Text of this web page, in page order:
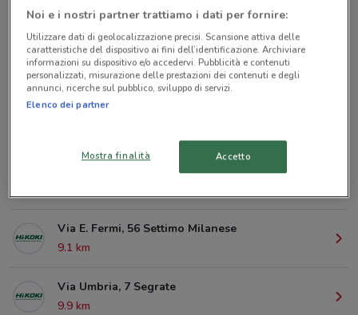
Negozi Hikoki a Milano
Via Palmanova, 135 Milano
Via E. Fermi, 56 Settimo Milanese
9.1 km
Via Umbria, 7 Segrate
9.9 km
Noi e i nostri partner trattiamo i dati per fornire:
Utilizzare dati di geolocalizzazione precisi. Scansione attiva delle
caratteristiche del dispositivo ai fini dell’identificazione. Archiviare
informazioni su dispositivo e/o accedervi. Pubblicità e contenuti
personalizzati, misurazione delle prestazioni dei contenuti e degli
annunci, ricerche sul pubblico, sviluppo di servizi.
Elenco dei partner
Mostra finalità Accetto